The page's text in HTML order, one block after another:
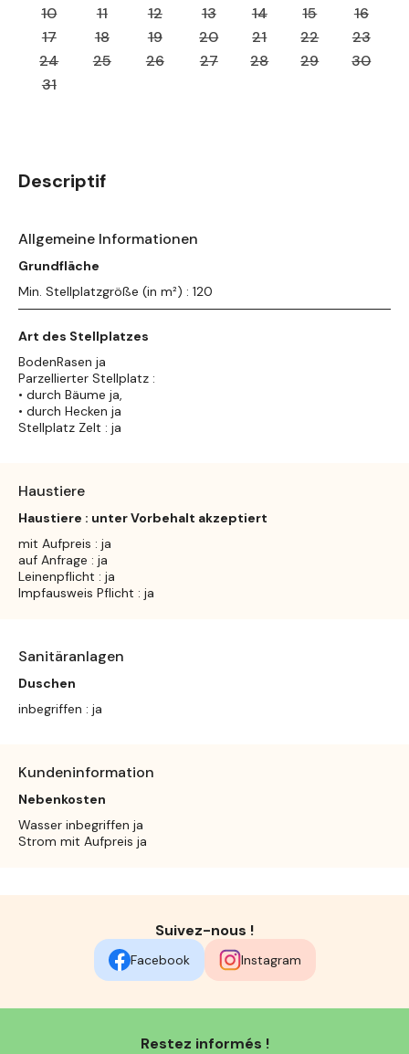
10
11 12 13 14 15
16
17
18 19 20 21 22
23
24
25 26 27 28 29
30
31
Descriptif
Allgemeine Informationen
Grundfläche
Min. Stellplatzgröße (in m²) : 120
Art des Stellplatzes
BodenRasen ja
Parzellierter Stellplatz :
• durch Bäume ja,
• durch Hecken ja
Stellplatz Zelt : ja
Haustiere
Haustiere : unter Vorbehalt akzeptiert
mit Aufpreis : ja
auf Anfrage : ja
Leinenpflicht : ja
Impfausweis Pflicht : ja
Sanitäranlagen
Duschen
inbegriffen : ja
Kundeninformation
Nebenkosten
Wasser inbegriffen ja
Strom mit Aufpreis ja
Suivez-nous !
Facebook Instagram
Restez informés !